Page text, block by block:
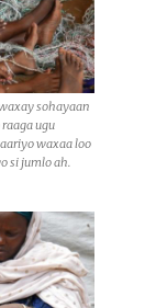
sohayaan
ugu
waxaa loo
si jumlo ah.